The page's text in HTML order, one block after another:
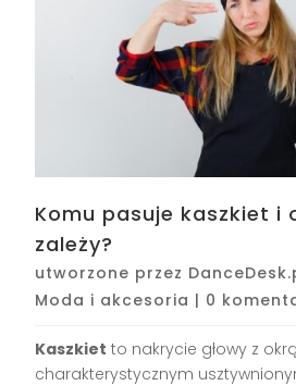
Komu pasuje kaszkiet i
zależy?
utworzone przez
Moda i akcesoria | 0
Kaszkiet to nakrycie głowy z
charakterystycznym